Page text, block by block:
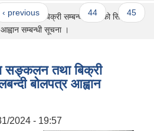
… 44 45
तथा बिक्री सम्बन्धी ठेक्काको सिलबन्दी
सम्बन्धी सूचना ।
सङ्कलन तथा बिक्री
बोलपत्र आह्वान
2024 - 19:57